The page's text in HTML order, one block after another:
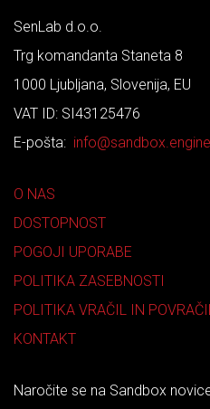
SenLab d.o.o.
Trg komandanta Staneta 8
1000 Ljubljana, Slovenija, EU
VAT ID: SI43125476
E-pošta:
O NAS
DOSTOPNOST
POGOJI UPORABE
POLITIKA ZASEBNOSTI
POLITIKA VRAČIL IN
KONTAKT
Naročite se na Sandbox